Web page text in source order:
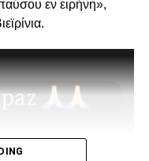
παραίτηση
της στήριξης μας
ίδιοι.
εν ειρήνη»,